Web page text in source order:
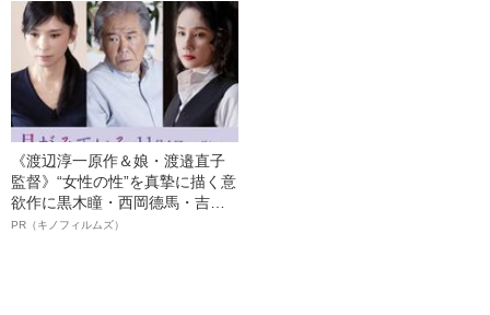
ト”が生み出した徹底ケアとは
《渡辺淳一原作＆娘・渡邉直子
監督》“女性の性”を真摯に描く意
欲作に黒木瞳・西岡德馬・吉田
羊が出演決定！《映画『月がみ
PR（キノフィルムズ）